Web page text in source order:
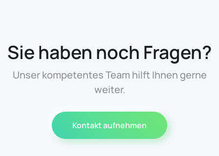
Sie haben noch Fragen?
Unser kompetentes Team hilft Ihnen gerne
weiter.
Kontakt aufnehmen